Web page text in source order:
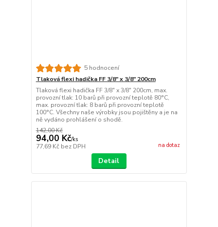
5 hodnocení
Tlaková flexi hadička FF 3/8" x 3/8" 200cm
Tlaková flexi hadička FF 3/8" x 3/8" 200cm, max.
provozní tlak: 10 barů při provozní teplotě 80°C,
max. provozní tlak: 8 barů při provozní teplotě
100°C. Všechny naše výrobky jsou pojištěny a je na
ně vydáno prohlášení o shodě.
142,00 Kč
94,00 Kč/ks
77,69 Kč bez DPH na dotaz
Detail